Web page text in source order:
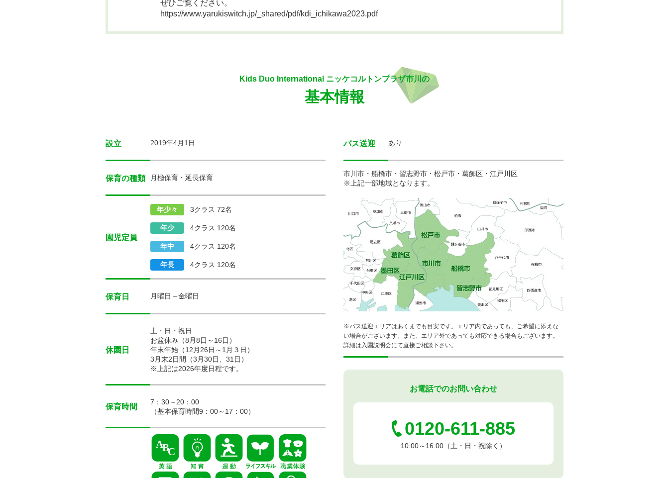
ぜひご覧ください。
https://www.yarukiswitch.jp/_shared/pdf/kdi_ichikawa2023.pdf
Kids Duo International ニッケコルトンプラザ市川の
基本情報
設立 2019年4月1日
保育の種類 月極保育・延長保育
園児定員
年少々 3クラス 72名
年少 4クラス 120名
年中 4クラス 120名
年長 4クラス 120名
保育日 月曜日～金曜日
休園日
土・日・祝日
お盆休み（8月8日～16日）
年末年始（12月26日～1月３日）
3月末2日間（3月30日、31日）
※上記は2026年度日程です。
保育時間
7：30～20：00
（基本保育時間9：00～17：00）
バス送迎 あり
市川市・船橋市・習志野市・松戸市・葛飾区・江戸川区
※上記一部地域となります。
※バス送迎エリアはあくまでも目安です。エリア内であっても、ご希望に添えな
い場合がございます。また、エリア外であっても対応できる場合もございます。
詳細は入園説明会にて直接ご相談下さい。
お電話でのお問い合わせ
0120-611-885
10:00～16:00（土・日・祝除く）